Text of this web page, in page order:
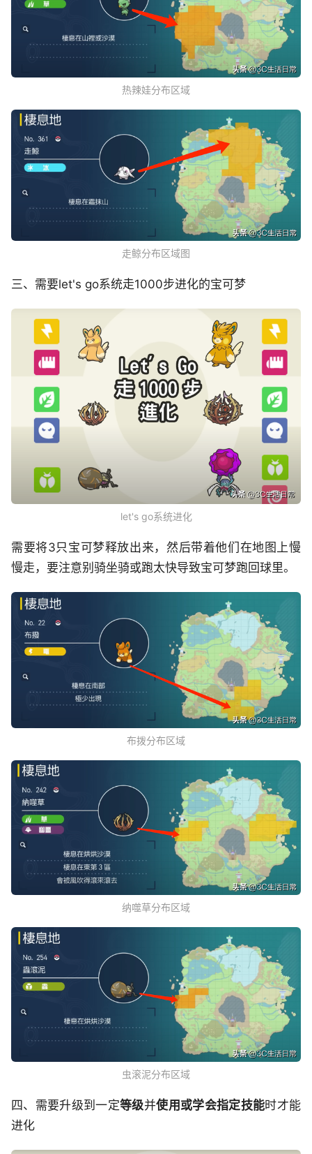
热辣娃分布区域
走鲸分布区域图
三、需要let's go系统走1000步进化的宝可梦
let's go系统进化
需要将3只宝可梦释放出来，然后带着他们在地图上慢
慢走，要注意别骑坐骑或跑太快导致宝可梦跑回球里。
布拨分布区域
纳噬草分布区域
虫滚泥分布区域
四、需要升级到一定等级并使用或学会指定技能时才能
进化